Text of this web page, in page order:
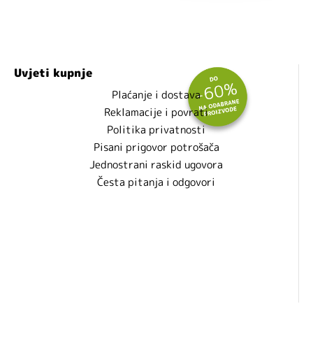
Uvjeti kupnje
Plaćanje i dostava
Reklamacije i povrati
Politika privatnosti
Pisani prigovor potrošača
Jednostrani raskid ugovora
Česta pitanja i odgovori